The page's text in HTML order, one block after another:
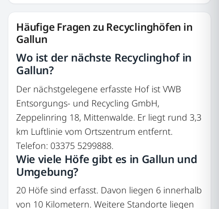
Häufige Fragen zu Recyclinghöfen in
Gallun
Wo ist der nächste Recyclinghof in
Gallun?
Der nächstgelegene erfasste Hof ist VWB
Entsorgungs- und Recycling GmbH,
Zeppelinring 18, Mittenwalde. Er liegt rund 3,3
km Luftlinie vom Ortszentrum entfernt.
Telefon: 03375 5299888.
Wie viele Höfe gibt es in Gallun und
Umgebung?
20 Höfe sind erfasst. Davon liegen 6 innerhalb
von 10 Kilometern. Weitere Standorte liegen